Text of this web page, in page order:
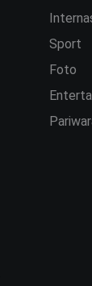
Sport
Foto